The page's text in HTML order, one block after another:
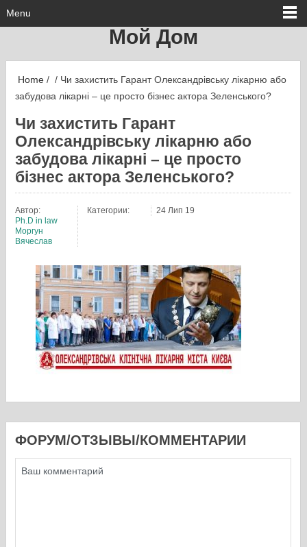
Menu
Мой Дом
Home / / Чи захистить Гарант Олександрівську лікарню або
забудова лікарні – це просто бізнес актора Зеленського?
Чи захистить Гарант
Олександрівську лікарню або
забудова лікарні – це просто
бізнес актора Зеленського?
Автор:
Ph.D in law
Моргун
Вячеслав
Категории: 24 Лип 19
ФОРУМ/ОТЗЫВЫ/КОММЕНТАРИИ